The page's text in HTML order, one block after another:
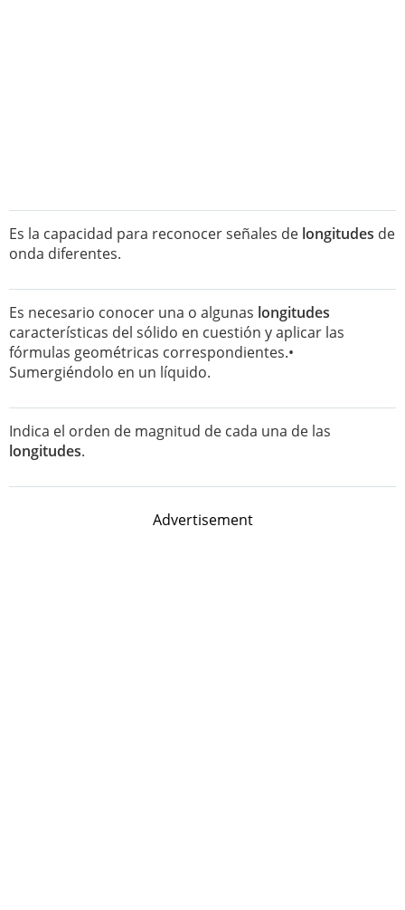
Es la capacidad para reconocer señales de longitudes de
onda diferentes.
Es necesario conocer una o algunas longitudes
características del sólido en cuestión y aplicar las
fórmulas geométricas correspondientes.•
Sumergiéndolo en un líquido.
Indica el orden de magnitud de cada una de las
longitudes.
Advertisement